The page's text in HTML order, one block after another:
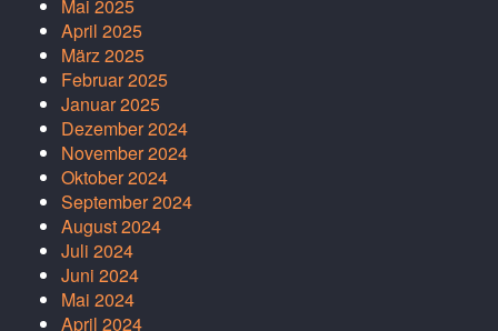
Mai 2025
April 2025
März 2025
Februar 2025
Januar 2025
Dezember 2024
November 2024
Oktober 2024
September 2024
August 2024
Juli 2024
Juni 2024
Mai 2024
April 2024